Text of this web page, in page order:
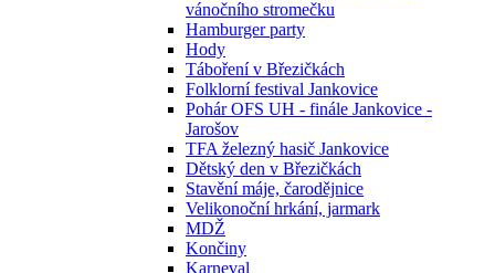
vánočního stromečku
Hamburger party
Hody
Táboření v Březičkách
Folklorní festival Jankovice
Pohár OFS UH - finále Jankovice -
Jarošov
TFA železný hasič Jankovice
Dětský den v Březičkách
Stavění máje, čarodějnice
Velikonoční hrkání, jarmark
MDŽ
Končiny
Karneval